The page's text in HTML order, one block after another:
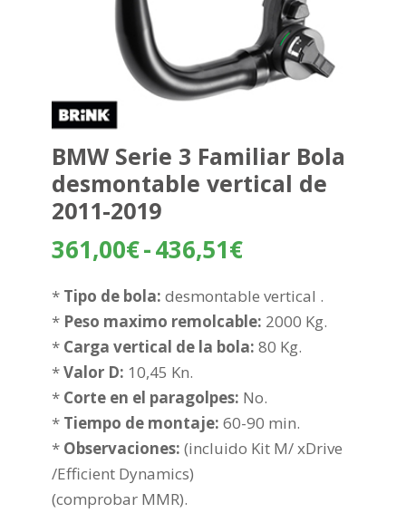
BMW Serie 3 Familiar Bola
desmontable vertical de
2011-2019
361,00€-436,51€Rango
precios:
desde
361,00€
436,51€
* Tipo de bola: desmontable vertical .
* Peso maximo remolcable: 2000 Kg.
* Carga vertical de la bola: 80 Kg.
*Valor D: 10,45 Kn.
* Corte en el paragolpes: No.
* Tiempo de montaje: 60-90 min.
* Observaciones: (incluido Kit M/ xDrive
/Efficient Dynamics)
(comprobar MMR).